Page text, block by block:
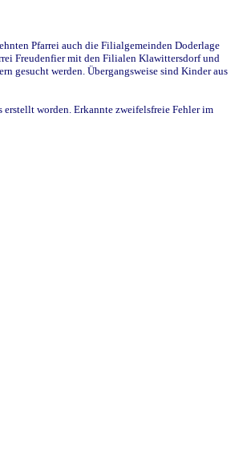
Pfarrei auch die Filialgemeinden Doderlage
Freudenfier mit den Filialen Klawittersdorf und
gesucht werden. Übergangsweise sind Kinder aus
worden. Erkannte zweifelsfreie Fehler im